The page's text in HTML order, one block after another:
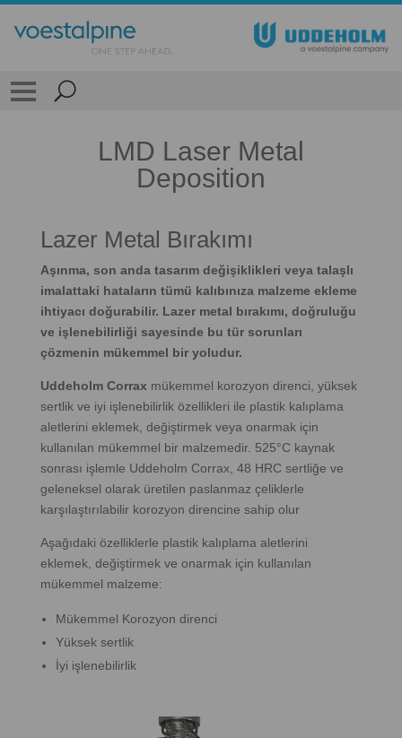
LMD Laser Metal
Deposition
Lazer Metal Bırakımı
Aşınma, son anda tasarım değişiklikleri veya talaşlı
imalattaki hataların tümü kalıbınıza malzeme ekleme
ihtiyacı doğurabilir. Lazer metal bırakımı, doğruluğu
ve işlenebilirliği sayesinde bu tür sorunları
çözmenin mükemmel bir yoludur.
Uddeholm Corrax mükemmel korozyon direnci, yüksek
sertlik ve iyi işlenebilirlik özellikleri ile plastik kalıplama
aletlerini eklemek, değiştirmek veya onarmak için
kullanılan mükemmel bir malzemedir. 525°C kaynak
sonrası işlemle Uddeholm Corrax, 48 HRC sertliğe ve
geleneksel olarak üretilen paslanmaz çeliklerle
karşılaştırılabilir korozyon direncine sahip olur
Aşağıdaki özelliklerle plastik kalıplama aletlerini
eklemek, değiştirmek ve onarmak için kullanılan
mükemmel malzeme:
Mükemmel Korozyon direnci
Yüksek sertlik
İyi işlenebilirlik